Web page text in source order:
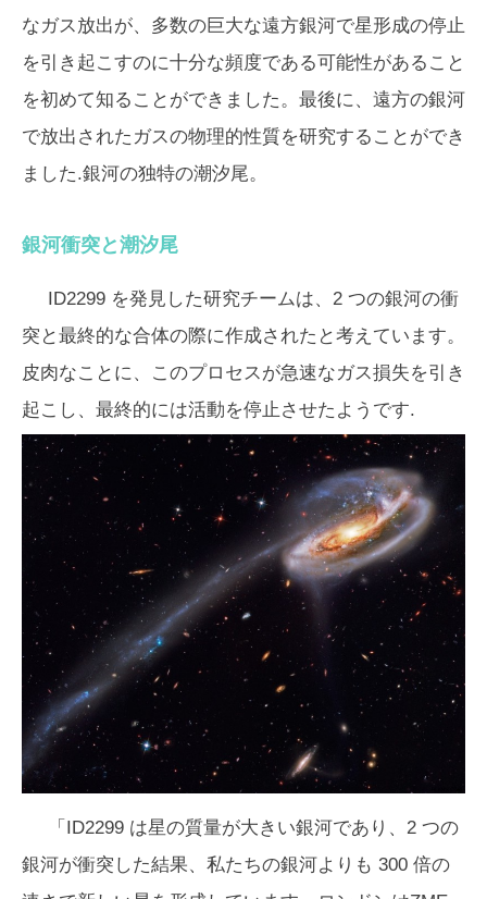
なガス放出が、多数の巨大な遠方銀河で星形成の停止
を引き起こすのに十分な頻度である可能性があること
を初めて知ることができました。最後に、遠方の銀河
で放出されたガスの物理的性質を研究することができ
ました.銀河の独特の潮汐尾。
銀河衝突と潮汐尾
ID2299 を発見した研究チームは、2 つの銀河の衝
突と最終的な合体の際に作成されたと考えています。
皮肉なことに、このプロセスが急速なガス損失を引き
起こし、最終的には活動を停止させたようです.
「ID2299 は星の質量が大きい銀河であり、2 つの
銀河が衝突した結果、私たちの銀河よりも 300 倍の